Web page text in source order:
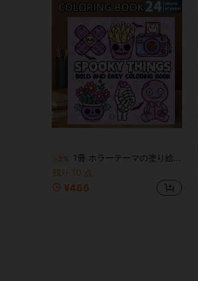
-2% 1冊 ホラーテーマの塗り絵本 - 24ページのホラーアート、24ページ、ユニークなカバー、快適な塗り絵体験を提供できるように設計、リラックスを求める人に最適、ハロウィン、イースター、クリスマスなどの休日に最適なギフト。かわいいホラードローイングブック
残り 10 点
¥466